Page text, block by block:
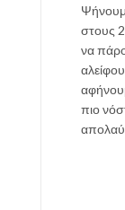
στους
να
πιο